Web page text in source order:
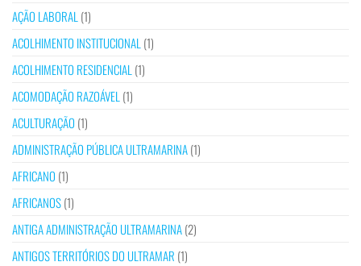
AÇÃO LABORAL (1)
ACOLHIMENTO INSTITUCIONAL (1)
ACOLHIMENTO RESIDENCIAL (1)
ACOMODAÇÃO RAZOÁVEL (1)
ACULTURAÇÃO (1)
ADMINISTRAÇÃO PÚBLICA ULTRAMARINA(1)
AFRICANO (1)
AFRICANOS(1)
ANTIGA ADMINISTRAÇÃO ULTRAMARINA(2)
ANTIGOS TERRITÓRIOS DO ULTRAMAR (1)